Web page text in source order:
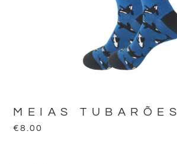
MEIAS TUBARÕES
€8.00